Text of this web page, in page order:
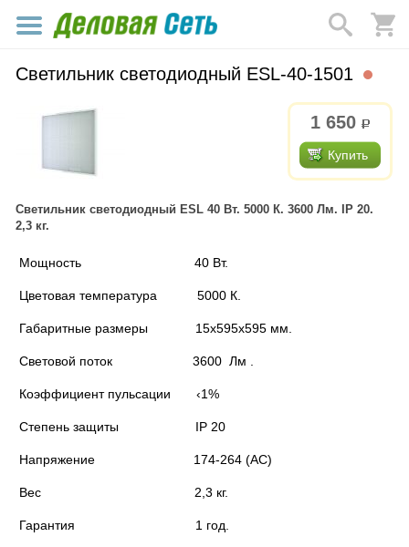
Светильник светодиодный ESL-40-1501
1 650 р.
Купить
Светильник светодиодный ESL 40 Вт. 5000 К. 3600 Лм. IP 20.
2,3 кг.
Мощность 40 Вт.
Цветовая температура 5000 К.
Габаритные размеры 15x595x595 мм.
Световой поток 3600 Лм .
Коэффициент пульсации ‹1%
Степень защиты IP 20
Напряжение 174-264 (АС)
Вес 2,3 кг.
Гарантия 1 год.